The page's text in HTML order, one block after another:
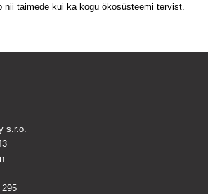
nii taimede kui ka kogu ökosüsteemi tervist.
s.r.o.
295